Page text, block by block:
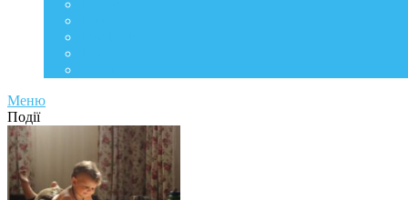
Меню
Події